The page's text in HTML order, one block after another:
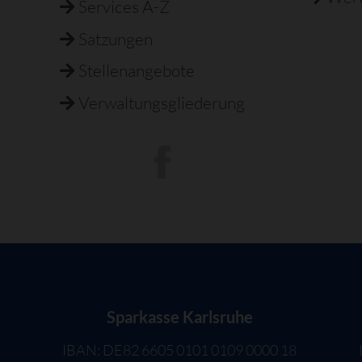
Services A-Z
Satzungen
Stellenangebote
Verwaltungsgliederung
Sparkasse Karlsruhe
IBAN: DE82 6605 0101 0109 0000 18